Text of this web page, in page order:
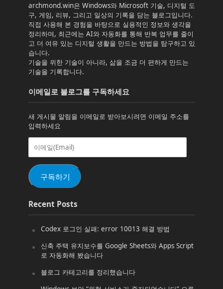
archmond.win은 Windows와 Microsoft 기술, 디지털 도
구, 게임, 리뷰, 그리고 일상의 기록을 담는 블로그입니다.
직접 사용해 본 경험을 바탕으로 실용적인 정보와 생각을
정리하며, 최근에는 AI와 자동화를 통해 반복 업무를 줄이
고 더 여유 있는 디지털 생활을 만드는 방법을 탐구하고 있
습니다.
기술을 위한 기술이 아니라, 삶을 조금 더 편하게 만드는
기술을 기록합니다.
이메일로 블로그를 구독하세요
새 게시물 알림을 이메일로 받아보시려면 이메일 주소를
입력하세요
(Email)
구독하기
Recent Posts
Codex 로그인 실패: error 10013 해결 방법
신축 주택 유지보수를 Google Sheets와 Apps Script
로 자동화해 봤습니다
블로그 카테고리를 정리했습니다